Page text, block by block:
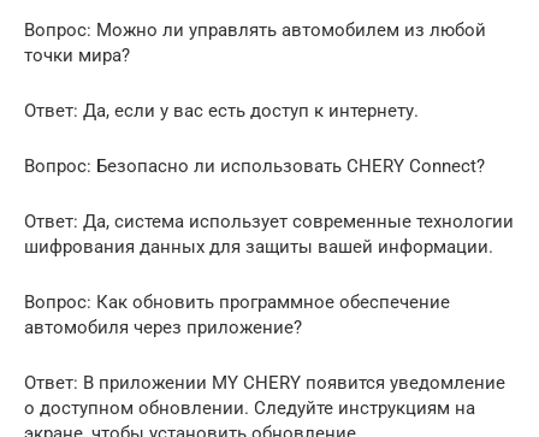
Вопрос: Можно ли управлять автомобилем из любой
точки мира?
Ответ: Да, если у вас есть доступ к интернету.
Вопрос: Безопасно ли использовать CHERY Connect?
Ответ: Да, система использует современные технологии
шифрования данных для защиты вашей информации.
Вопрос: Как обновить программное обеспечение
автомобиля через приложение?
Ответ: В приложении MY CHERY появится уведомление
о доступном обновлении. Следуйте инструкциям на